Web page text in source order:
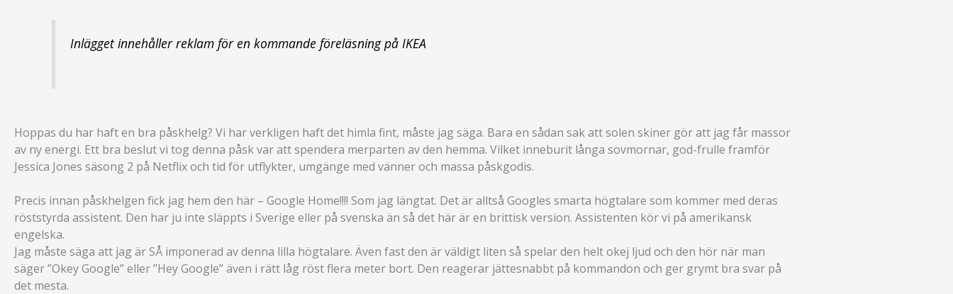
Inlägget innehåller reklam för en kommande föreläsning på IKEA
Hoppas du har haft en bra påskhelg? Vi har verkligen haft det himla fint, måste jag säga. Bara en sådan sak att solen skiner gör att jag får massor
av ny energi. Ett bra beslut vi tog denna påsk var att spendera merparten av den hemma. Vilket inneburit långa sovmornar, god-frulle framför
Jessica Jones säsong 2 på Netflix och tid för utflykter, umgänge med vänner och massa påskgodis.
Precis innan påskhelgen fick jag hem den här – Google Home!!!! Som jag längtat. Det är alltså Googles smarta högtalare som kommer med deras
röststyrda assistent. Den har ju inte släppts i Sverige eller på svenska än så det här är en brittisk version. Assistenten kör vi på amerikansk
engelska.
Jag måste säga att jag är SÅ imponerad av denna lilla högtalare. Även fast den är väldigt liten så spelar den helt okej ljud och den hör när man
säger ”Okey Google” eller ”Hey Google” även i rätt låg röst flera meter bort. Den reagerar jättesnabbt på kommandon och ger grymt bra svar på
det mesta.